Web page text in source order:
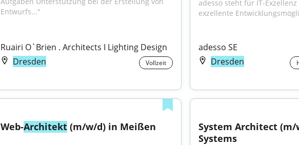
Entwurfs..."
Ruairi O`Brien . Architects I Lighting Design
Dresden
Vollzeit
adesso steht für IT-
exzellente
adesso SE
Dresden
Web-Architekt (m/w/d) in Meißen
System Architect (m/
Systems